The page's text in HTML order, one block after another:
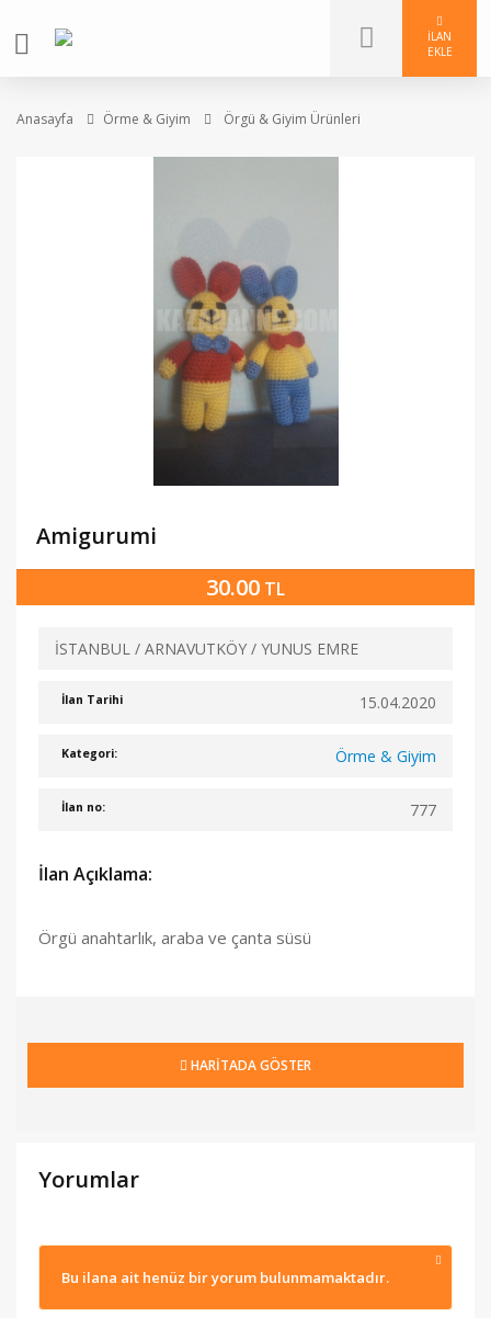
İLAN
EKLE
Anasayfa Örme & Giyim Örgü & Giyim Ürünleri
Amigurumi
30.00 TL
İSTANBUL / ARNAVUTKÖY / YUNUS EMRE
İlan Tarihi 15.04.2020
Kategori: Örme & Giyim
İlan no: 777
İlan Açıklama:
Örgü anahtarlık, araba ve çanta süsü
HARİTADA GÖSTER
Yorumlar
Bu ilana ait henüz bir yorum bulunmamaktadır.